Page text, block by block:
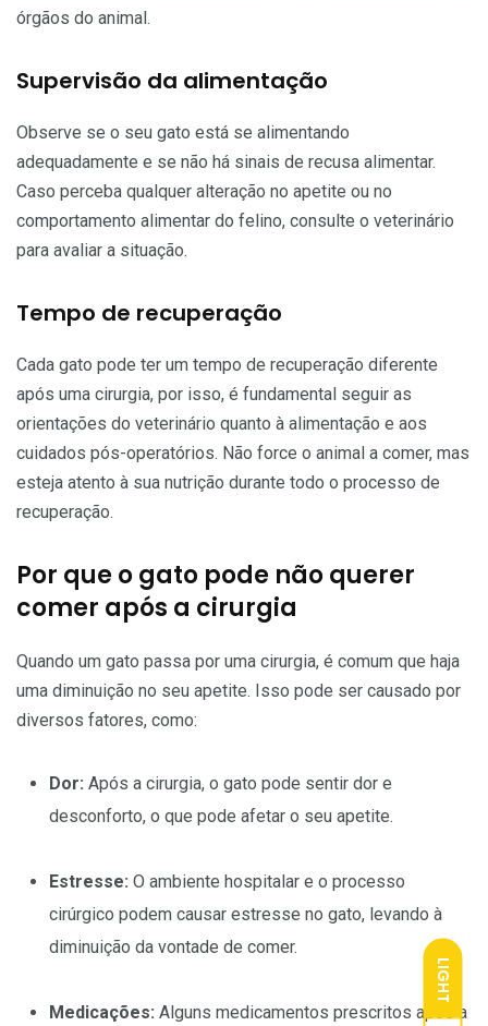
LIGHT
órgãos do animal.
Supervisão da alimentação
Observe se o seu gato está se alimentando
adequadamente e se não há sinais de recusa alimentar.
Caso perceba qualquer alteração no apetite ou no
comportamento alimentar do felino, consulte o veterinário
para avaliar a situação.
Tempo de recuperação
Cada gato pode ter um tempo de recuperação diferente
após uma cirurgia, por isso, é fundamental seguir as
orientações do veterinário quanto à alimentação e aos
cuidados pós-operatórios. Não force o animal a comer, mas
esteja atento à sua nutrição durante todo o processo de
recuperação.
Por que o gato pode não querer
comer após a cirurgia
Quando um gato passa por uma cirurgia, é comum que haja
uma diminuição no seu apetite. Isso pode ser causado por
diversos fatores, como:
Dor: Após a cirurgia, o gato pode sentir dor e
desconforto, o que pode afetar o seu apetite.
Estresse: O ambiente hospitalar e o processo
cirúrgico podem causar estresse no gato, levando à
diminuição da vontade de comer.
Medicações: Alguns medicamentos prescritos após a